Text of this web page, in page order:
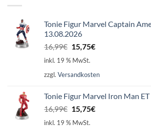
Tonie Figur Marvel Captain
13.08.2026
16,99€ Ursprünglicher
Preis
16,99€
15,75€Aktueller
15,75€.
inkl. 19 % MwSt.
zzgl. Versandkosten
Tonie Figur Marvel Iron Man
16,99€ Ursprünglicher
Preis
15,75€Aktueller
inkl. 19 % MwSt.